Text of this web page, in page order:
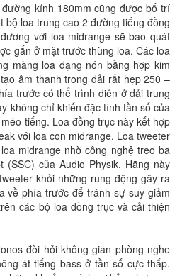
kính 180mm cũng được bố trí
bộ loa trung cao 2 đường tiếng đồng
với loa midrange sẽ bao quát
gắn ở mặt trước thùng loa. Các loa
màng loa dạng nón bằng hợp kim
âm thanh trong dải rất hẹp 250 –
trước có thể trình diễn ở dải trung
không chỉ khiến đặc tính tần số của
tiếng. Loa đồng trục này kết hợp
với loa con midrange. Loa tweeter
midrange nhờ công nghệ treo ba
(SSC) của Audio Physik. Hãng này
khỏi những rung động gây ra
về phía trước để tránh sự suy giảm
các bộ loa đồng trục và cải thiện
đòi hỏi không gian phòng nghe
át tiếng bass ở tần số cực thấp.